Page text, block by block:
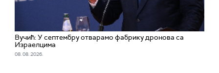
Вучић: У септембру отварамо фабрику дронова са
Израелцима
08. 08. 2026.